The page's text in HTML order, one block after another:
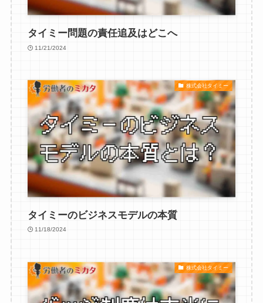
タイミー問題の責任追及はどこへ
11/21/2024
株式会社タイミー
タイミーのビジネスモデルの本質
11/18/2024
株式会社タイミー